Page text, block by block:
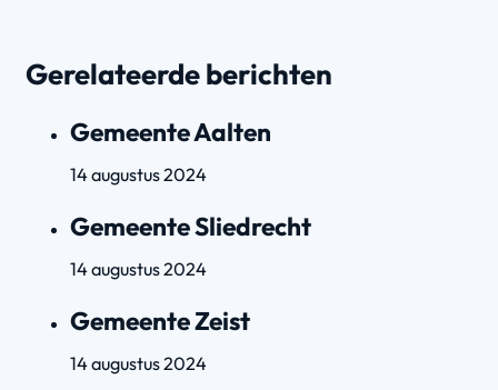
Gerelateerde berichten
Gemeente Aalten
14 augustus 2024
Gemeente Sliedrecht
14 augustus 2024
Gemeente Zeist
14 augustus 2024